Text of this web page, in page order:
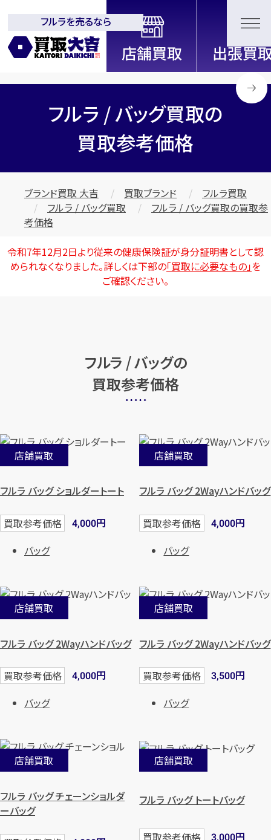
全国2000店舗以上展開中！
信頼と実績の買取専門店「買取大
吉」
フルラを売るなら
無料
フルラ / バッグ買取の
買取参考価格
ブランド買取 大吉 買取ブランド
フルラ買取
フルラ / バッグ買取
フルラ / バッグ買取の買取参
考価格
令和7年12月2日より従来の健康保険証が身分証明書として認
められなくなりました。詳しくは下部の「買取に必要なもの」を
ご確認ください。
フルラ / バッグの
買取参考価格
店舗買取
フルラ バッグ ショルダートート
買取参考価格 4,000円
バッグ
店舗買取
フルラ バッグ 2Wayハンドバッグ
買取参考価格 4,000円
バッグ
店舗買取
フルラ バッグ 2Wayハンドバッグ
買取参考価格 4,000円
バッグ
店舗買取
フルラ バッグ 2Wayハンドバッグ
買取参考価格 3,500円
バッグ
店舗買取
フルラ バッグ チェーンショルダ
ーバッグ
店舗買取
フルラ バッグ トートバッグ
円